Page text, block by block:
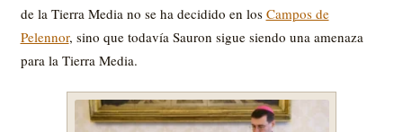
de la Tierra Media no se ha decidido en los Campos de
Pelennor, sino que todavía Sauron sigue siendo una amenaza
para la Tierra Media.